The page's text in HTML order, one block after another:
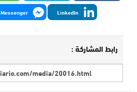
LinkedIn
Messenger
رابط المشاركة :